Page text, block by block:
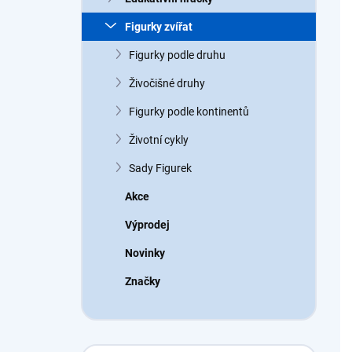
a
n
Figurky zvířat
Figurky podle druhu
Živočišné druhy
Figurky podle kontinentů
Životní cykly
Sady Figurek
Akce
Výprodej
Novinky
Značky